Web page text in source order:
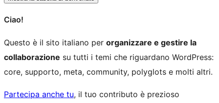
Ciao!
Questo è il sito italiano per organizzare e gestire la
collaborazione su tutti i temi che riguardano WordPress:
core, supporto, meta, community, polyglots e molti altri.
Partecipa anche tu, il tuo contributo è prezioso